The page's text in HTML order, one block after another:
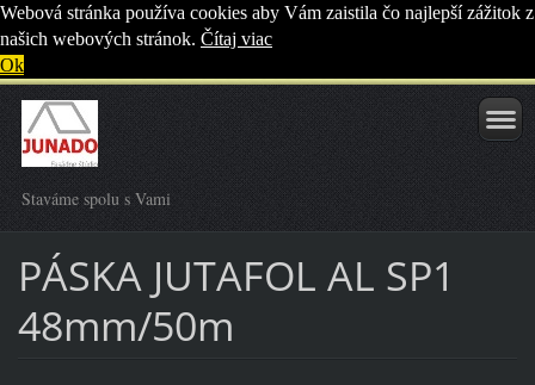
Webová stránka používa cookies aby Vám zaistila čo najlepší zážitok z
našich webových stránok. Čítaj viac
Ok
Staváme spolu s Vami
PÁSKA JUTAFOL AL SP1
48mm/50m